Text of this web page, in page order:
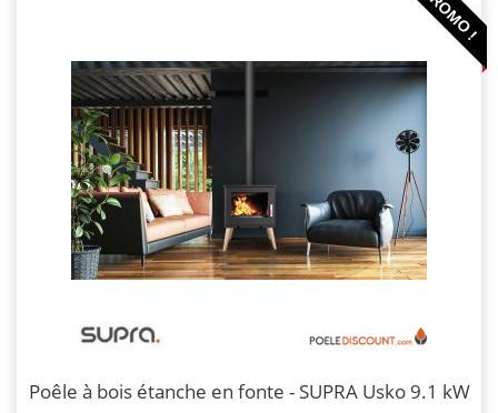
PROMO !
Poêle à bois étanche en fonte - SUPRA Usko 9.1 kW